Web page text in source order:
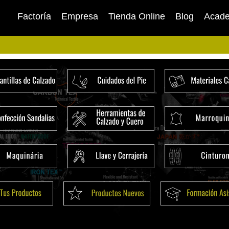
Factoría Empresa Tienda Online Blog